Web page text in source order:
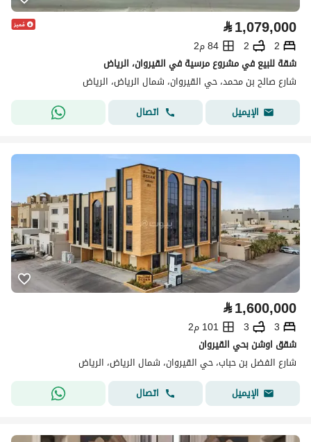
⃁1,079,000
2
2
84 م2
شقة للبيع في مشروع مرسية في القيروان، الرياض
شارع صالح بن محمد، حي القيروان، شمال الرياض، الرياض
الإيميل
اتصال
⃁1,600,000
3
3
101 م2
شقق اوشن بحي القيروان
شارع الفضل بن حباب، حي القيروان، شمال الرياض، الرياض
الإيميل
اتصال